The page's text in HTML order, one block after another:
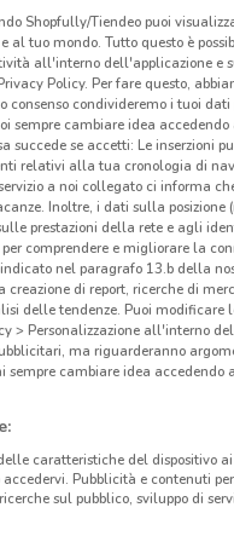
381 m
Shopfully/Tiendeo puoi
tuo mondo. Tutto questo è
all'interno dell'applicazione e
Policy. Per fare questo,
condivideremo i tuoi dati
sempre cambiare idea accedendo
succede se accetti: Le inserzioni
relativi alla tua cronologia di
a noi collegato ci informa
Inoltre, i dati sulla posizione
prestazioni della rete e agli
per comprendere e migliorare la
nel paragrafo 13.b della
creazione di report, ricerche di
delle tendenze. Puoi modificare
> Personalizzazione all'interno
ma riguarderanno
cambiare idea accedendo
caratteristiche del dispositivo
Pubblicità e contenuti
sul pubblico, sviluppo di